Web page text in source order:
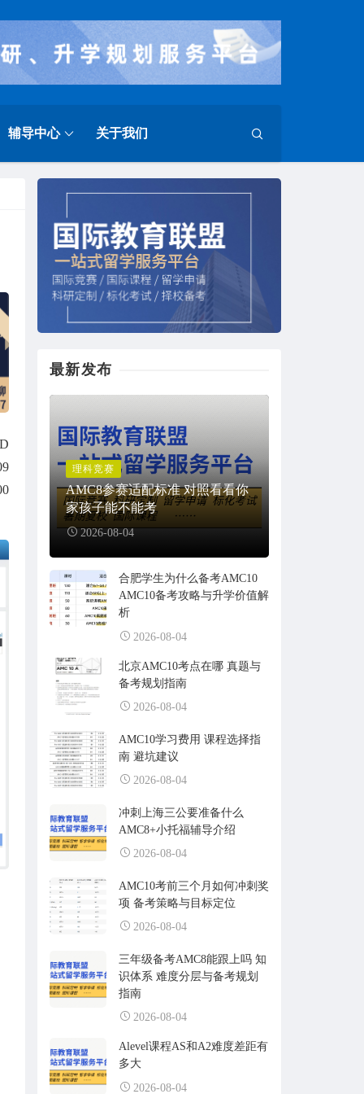
辅导中心 关于我们
最新发布
理科竞赛
AMC8参赛适配标准 对照看看你
家孩子能不能考
2026-08-04
合肥学生为什么备考AMC10
AMC10备考攻略与升学价值解
析
2026-08-04
北京AMC10考点在哪 真题与
备考规划指南
2026-08-04
AMC10学习费用 课程选择指
南 避坑建议
2026-08-04
冲刺上海三公要准备什么
AMC8+小托福辅导介绍
2026-08-04
AMC10考前三个月如何冲刺奖
项 备考策略与目标定位
2026-08-04
三年级备考AMC8能跟上吗 知
识体系 难度分层与备考规划
指南
2026-08-04
Alevel课程AS和A2难度差距有
多大
2026-08-04